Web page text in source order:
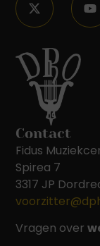
Contact
Fidus
Spirea 7
3317 JP
Vragen over